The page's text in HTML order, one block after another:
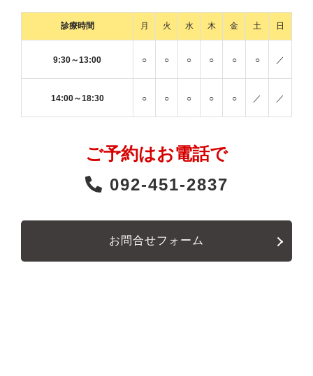
診療時間 月 火 水 木 金 土 日
9:30～13:00 ○ ○ ○ ○ ○ ○ ／
14:00～18:30 ○ ○ ○ ○ ○ ／ ／
ご予約はお電話で
092-451-2837
お問合せフォーム